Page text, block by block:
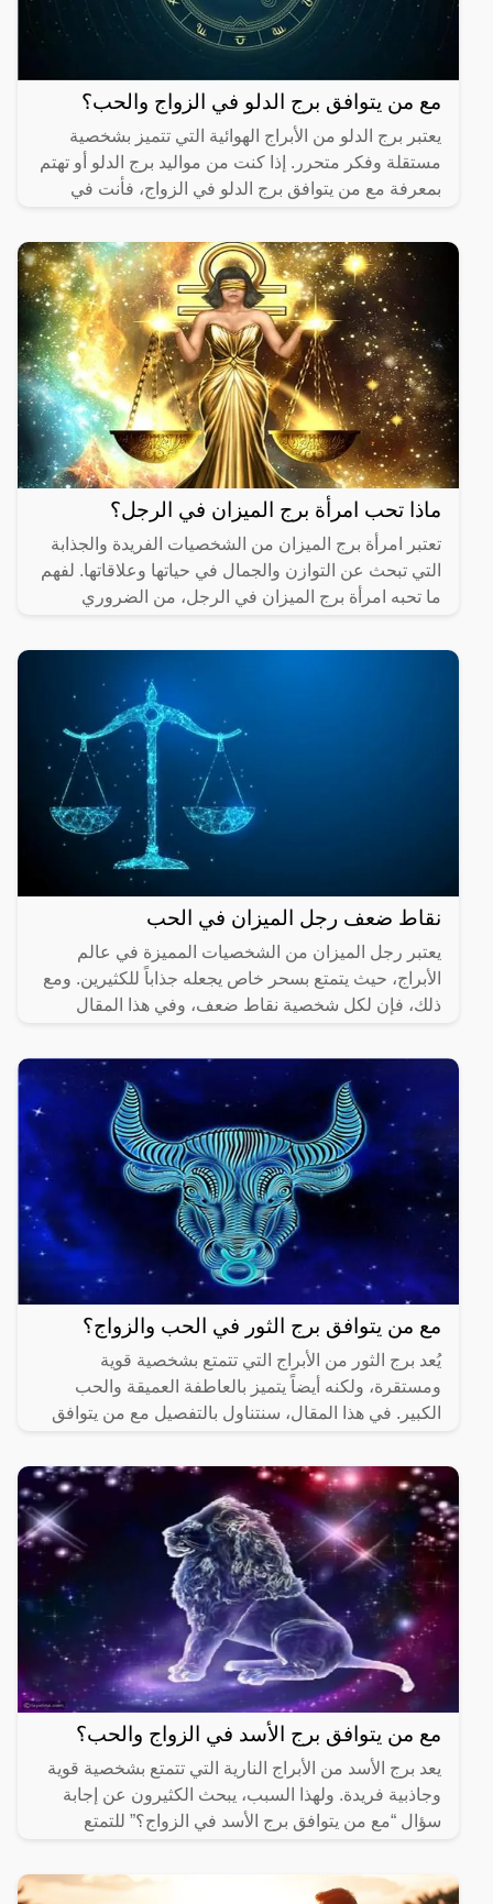
مع من يتوافق برج الدلو في الزواج والحب؟
يعتبر برج الدلو من الأبراج الهوائية التي تتميز بشخصية
مستقلة وفكر متحرر. إذا كنت من مواليد برج الدلو أو تهتم
بمعرفة مع من يتوافق برج الدلو في الزواج، فأنت في
ماذا تحب امرأة برج الميزان في الرجل؟
تعتبر امرأة برج الميزان من الشخصيات الفريدة والجذابة
التي تبحث عن التوازن والجمال في حياتها وعلاقاتها. لفهم
ما تحبه امرأة برج الميزان في الرجل، من الضروري
نقاط ضعف رجل الميزان في الحب
يعتبر رجل الميزان من الشخصيات المميزة في عالم
الأبراج، حيث يتمتع بسحر خاص يجعله جذاباً للكثيرين. ومع
ذلك، فإن لكل شخصية نقاط ضعف، وفي هذا المقال
مع من يتوافق برج الثور في الحب والزواج؟
يُعد برج الثور من الأبراج التي تتمتع بشخصية قوية
ومستقرة، ولكنه أيضاً يتميز بالعاطفة العميقة والحب
الكبير. في هذا المقال، سنتناول بالتفصيل مع من يتوافق
مع من يتوافق برج الأسد في الزواج والحب؟
يعد برج الأسد من الأبراج النارية التي تتمتع بشخصية قوية
وجاذبية فريدة. ولهذا السبب، يبحث الكثيرون عن إجابة
سؤال “مع من يتوافق برج الأسد في الزواج؟” للتمتع